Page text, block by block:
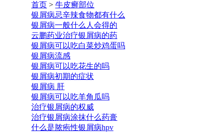
首页 > 牛皮癣部位
银屑病忌辛辣食物都有什么
银屑病一般什么人会得的
云鹏药业治疗银屑病的药
银屑病可以吃白菜炒鸡蛋吗
银屑病流感
银屑病可以吃花生的吗
银屑病初期的症状
银屑病 肝
银屑病可以吃羊角瓜吗
治疗银屑病的权威
治疗银屑病涂抹什么药膏
什么是脓疱性银屑病hpv